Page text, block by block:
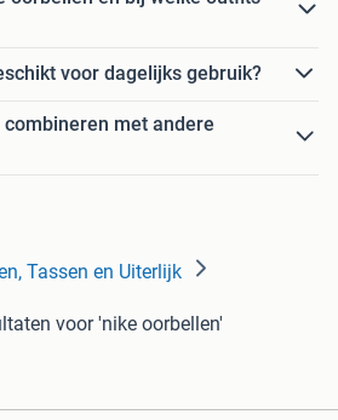
voor dagelijks gebruik?
met andere
Tassen en Uiterlijk
voor 'nike oorbellen'